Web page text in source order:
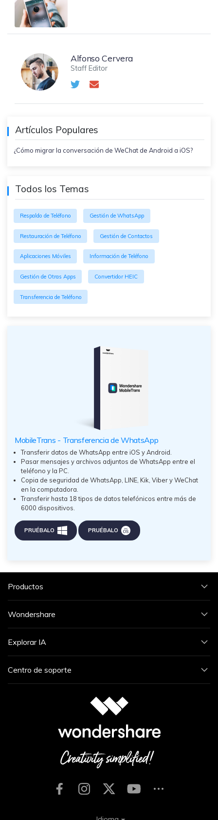
Alfonso Cervera
Staff Editor
Artículos Populares
¿Cómo migrar la conversación de WeChat de Android a iOS?
Todos los Temas
Respaldo de Teléfono Gestión de WhatsApp
Restauración de Teléfono Gestión de Contactos
Aplicaciones Móviles Información de Teléfono
Gestión de Otras Apps Convertidor HEIC
Transferencia de Teléfono
MobileTrans - Transferencia de WhatsApp
Transferir datos de WhatsApp entre iOS y Android.
Pasar mensajes y archivos adjuntos de WhatsApp entre el
teléfono y la PC.
Copia de seguridad de WhatsApp, LINE, Kik, Viber y WeChat
en la computadora.
Transferir hasta 18 tipos de datos telefónicos entre más de
6000 dispositivos.
PRUÉBALO PRUÉBALO
Productos
Wondershare
Explorar IA
Centro de soporte